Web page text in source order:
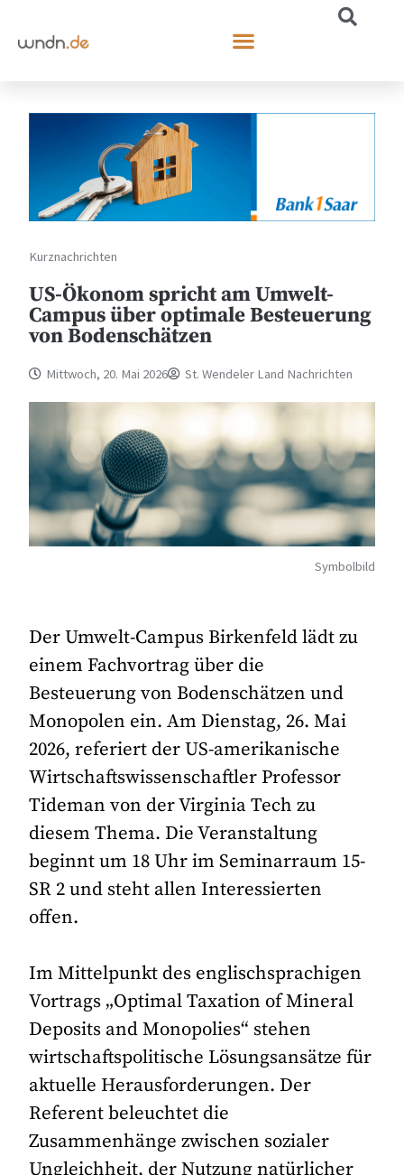
Kurznachrichten
US-Ökonom spricht am Umwelt-
Campus über optimale Besteuerung
von Bodenschätzen
Mittwoch, 20. Mai 2026 St. Wendeler Land Nachrichten
Symbolbild
Der Umwelt-Campus Birkenfeld lädt zu
einem Fachvortrag über die
Besteuerung von Bodenschätzen und
Monopolen ein. Am Dienstag, 26. Mai
2026, referiert der US-amerikanische
Wirtschaftswissenschaftler Professor
Tideman von der Virginia Tech zu
diesem Thema. Die Veranstaltung
beginnt um 18 Uhr im Seminarraum 15-
SR 2 und steht allen Interessierten
offen.
Im Mittelpunkt des englischsprachigen
Vortrags „Optimal Taxation of Mineral
Deposits and Monopolies“ stehen
wirtschaftspolitische Lösungsansätze für
aktuelle Herausforderungen. Der
Referent beleuchtet die
Zusammenhänge zwischen sozialer
Ungleichheit, der Nutzung natürlicher